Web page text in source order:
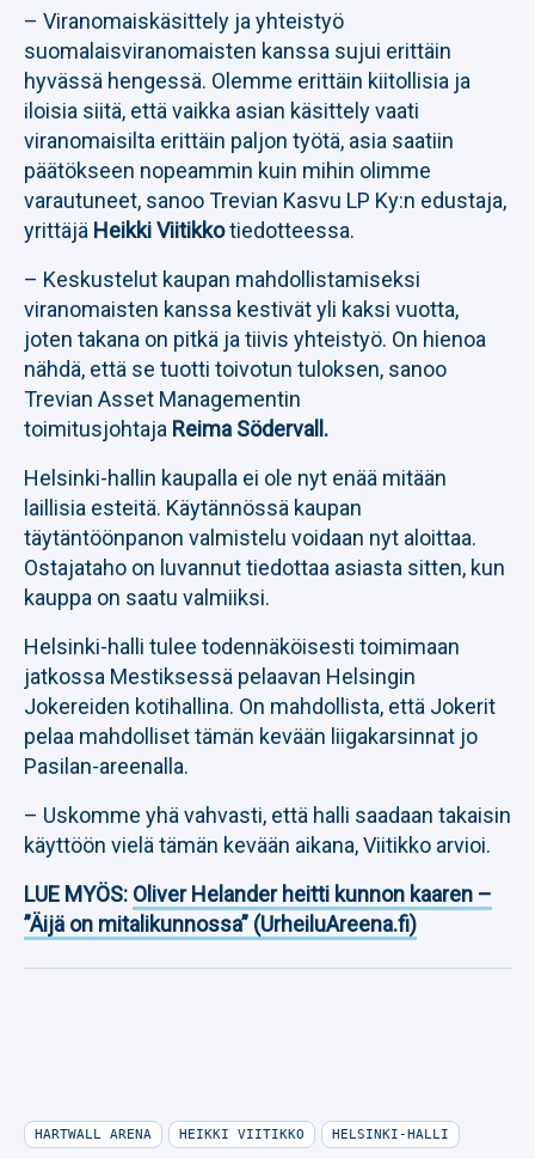
– Viranomaiskäsittely ja yhteistyö
suomalaisviranomaisten kanssa sujui erittäin
hyvässä hengessä. Olemme erittäin kiitollisia ja
iloisia siitä, että vaikka asian käsittely vaati
viranomaisilta erittäin paljon työtä, asia saatiin
päätökseen nopeammin kuin mihin olimme
varautuneet, sanoo Trevian Kasvu LP Ky:n edustaja,
yrittäjä Heikki Viitikkotiedotteessa.
– Keskustelut kaupan mahdollistamiseksi
viranomaisten kanssa kestivät yli kaksi vuotta,
joten takana on pitkä ja tiivis yhteistyö. On hienoa
nähdä, että se tuotti toivotun tuloksen, sanoo
Trevian Asset Managementin
toimitusjohtaja Reima Södervall.
Helsinki-hallin kaupalla ei ole nyt enää mitään
laillisia esteitä. Käytännössä kaupan
täytäntöönpanon valmistelu voidaan nyt aloittaa.
Ostajataho on luvannut tiedottaa asiasta sitten, kun
kauppa on saatu valmiiksi.
Helsinki-halli tulee todennäköisesti toimimaan
jatkossa Mestiksessä pelaavan Helsingin
Jokereiden kotihallina. On mahdollista, että Jokerit
pelaa mahdolliset tämän kevään liigakarsinnat jo
Pasilan-areenalla.
– Uskomme yhä vahvasti, että halli saadaan takaisin
käyttöön vielä tämän kevään aikana, Viitikko arvioi.
LUE MYÖS: Oliver Helander heitti kunnon kaaren –
”Äijä on mitalikunnossa” (UrheiluAreena.fi)
HARTWALL ARENA HEIKKI VIITIKKO HELSINKI-HALLI